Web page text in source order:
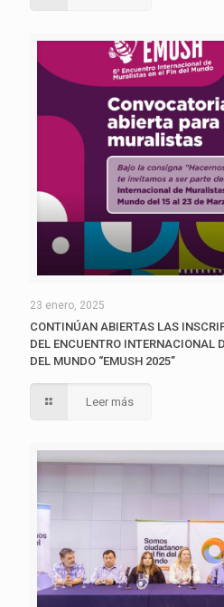
23 enero, 2025
CONTINÚAN ABIERTAS LAS
DEL ENCUENTRO INTERNACIONAL
DEL MUNDO “EMUSH 2025”
Leer más